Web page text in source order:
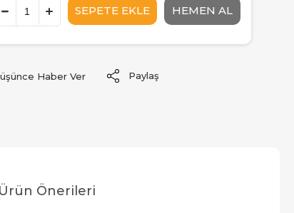
Haber Ver Paylaş
Ürün Önerileri